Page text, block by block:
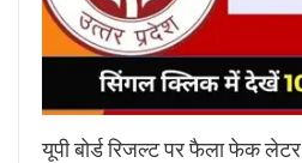
यूपी बोर्ड रिजल्ट पर फैला फेक लेटर